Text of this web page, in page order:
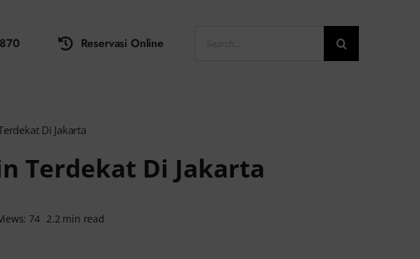
Reservasi Online
for:
Di Jakarta
Terdekat Di Jakarta
74 2.2 min read